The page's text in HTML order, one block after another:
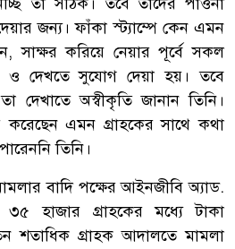
জন্য। ফাঁকা স্ট্যাম্পে কেন এমন
সাক্ষর করিয়ে নেয়ার পূর্বে সকল
ও দেখতে সুযোগ দেয়া হয়। তবে
দেখাতে অস্বীকৃতি জানান তিনি।
করেছেন এমন গ্রাহকের সাথে কথা
তিনি।
বাদি পক্ষের আইনজীবি অ্যাড.
হাজার গ্রাহকের মধ্যে টাকা
শতাধিক গ্রাহক আদালতে মামলা